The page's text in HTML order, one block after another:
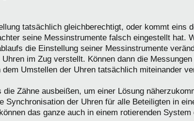
tatsächlich gleichberechtigt, oder kommt eins
seine Messinstrumente falsch eingestellt hat.
die Einstellung seiner Messinstrumente
im Zug verstellt. Können dann die
Umstellen der Uhren tatsächlich miteinander
Zähne ausbeißen, um einer Lösung
Synchronisation der Uhren für alle Beteiligten in
das ganze auch in einem rotierenden System